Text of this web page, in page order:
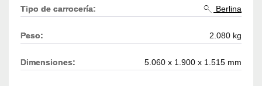
Tipo de carrocería: Berlina
Peso: 2.080 kg
Dimensiones: 5.060 x 1.900 x 1.515 mm